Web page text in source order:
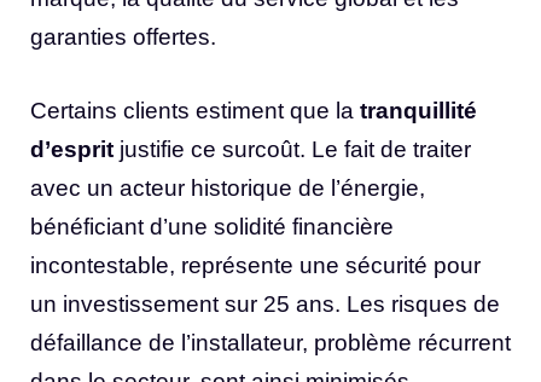
garanties offertes.
Certains clients estiment que la tranquillité
d’esprit justifie ce surcoût. Le fait de traiter
avec un acteur historique de l’énergie,
bénéficiant d’une solidité financière
incontestable, représente une sécurité pour
un investissement sur 25 ans. Les risques de
défaillance de l’installateur, problème récurrent